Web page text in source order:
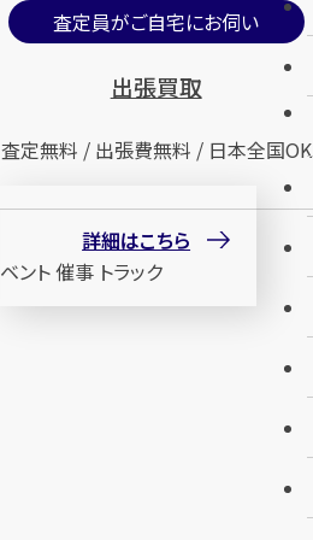
査定員がご自宅にお伺い
出張買取
査定無料 / 出張費無料 / 日本全国OK
詳細はこちら